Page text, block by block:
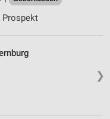
Prospekt
❯